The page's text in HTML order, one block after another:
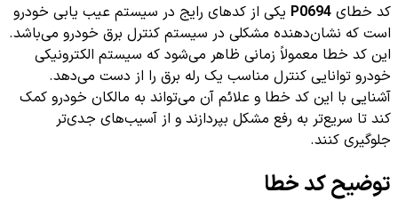
کد خطای P0694 یکی از کدهای رایج در سیستم عیب یابی خودرو
است که نشان‌دهنده مشکلی در سیستم کنترل برق خودرو می‌باشد.
این کد خطا معمولاً زمانی ظاهر می‌شود که سیستم الکترونیکی
خودرو توانایی کنترل مناسب یک رله برق را از دست می‌دهد.
آشنایی با این کد خطا و علائم آن می‌تواند به مالکان خودرو کمک
کند تا سریع‌تر به رفع مشکل بپردازند و از آسیب‌های جدی‌تر
جلوگیری کنند.
توضیح کد خطا